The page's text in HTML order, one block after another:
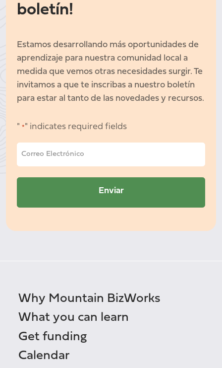
boletín!
Estamos desarrollando más oportunidades de
aprendizaje para nuestra comunidad local a
medida que vemos otras necesidades surgir. Te
invitamos a que te inscribas a nuestro boletín
para estar al tanto de las novedades y recursos.
" *" indicates required fields
Why Mountain BizWorks
What you can learn
Get funding
Calendar